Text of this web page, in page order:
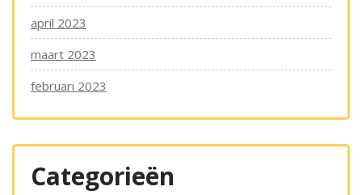
april 2023
maart 2023
februari 2023
Categorieën